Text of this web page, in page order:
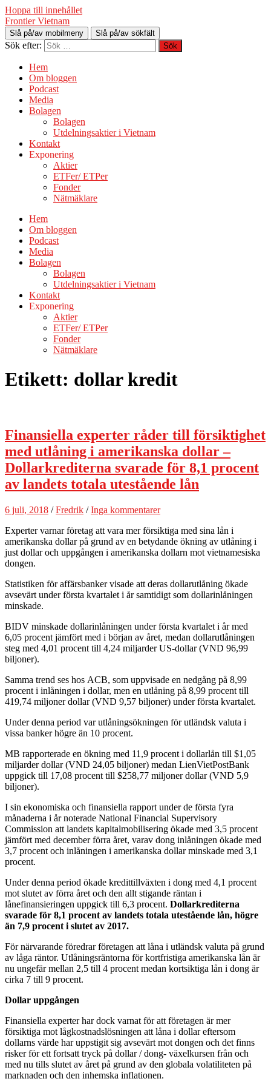
Hoppa till innehållet
Frontier Vietnam
Slå på/av mobilmeny Slå på/av sökfält
Sök efter:
Hem
Om bloggen
Podcast
Media
Bolagen
Bolagen
Utdelningsaktier i Vietnam
Kontakt
Exponering
Aktier
ETFer/ ETPer
Fonder
Nätmäklare
Hem
Om bloggen
Podcast
Media
Bolagen
Bolagen
Utdelningsaktier i Vietnam
Kontakt
Exponering
Aktier
ETFer/ ETPer
Fonder
Nätmäklare
Etikett: dollar kredit
Finansiella experter råder till försiktighet
med utlåning i amerikanska dollar –
Dollarkrediterna svarade för 8,1 procent
av landets totala utestående lån
6 juli, 2018 /Fredrik /Inga kommentarer
Experter varnar företag att vara mer försiktiga med sina lån i
amerikanska dollar på grund av en betydande ökning av utlåning i
just dollar och uppgången i amerikanska dollarn mot vietnamesiska
dongen.
Statistiken för affärsbanker visade att deras dollarutlåning ökade
avsevärt under första kvartalet i år samtidigt som dollarinlåningen
minskade.
BIDV minskade dollarinlåningen under första kvartalet i år med
6,05 procent jämfört med i början av året, medan dollarutlåningen
steg med 4,01 procent till 4,24 miljarder US-dollar (VND 96,99
biljoner).
Samma trend ses hos ACB, som uppvisade en nedgång på 8,99
procent i inlåningen i dollar, men en utlåning på 8,99 procent till
419,74 miljoner dollar (VND 9,57 biljoner) under första kvartalet.
Under denna period var utlåningsökningen för utländsk valuta i
vissa banker högre än 10 procent.
MB rapporterade en ökning med 11,9 procent i dollarlån till $1,05
miljarder dollar (VND 24,05 biljoner) medan LienVietPostBank
uppgick till 17,08 procent till $258,77 miljoner dollar (VND 5,9
biljoner).
I sin ekonomiska och finansiella rapport under de första fyra
månaderna i år noterade National Financial Supervisory
Commission att landets kapitalmobilisering ökade med 3,5 procent
jämfört med december förra året, varav dong inlåningen ökade med
3,7 procent och inlåningen i amerikanska dollar minskade med 3,1
procent.
Under denna period ökade kredittillväxten i dong med 4,1 procent
mot slutet av förra året och den allt stigande räntan i
lånefinansieringen uppgick till 6,3 procent. Dollarkrediterna
svarade för 8,1 procent av landets totala utestående lån, högre
än 7,9 procent i slutet av 2017.
För närvarande föredrar företagen att låna i utländsk valuta på grund
av låga räntor. Utlåningsräntorna för kortfristiga amerikanska lån är
nu ungefär mellan 2,5 till 4 procent medan kortsiktiga lån i dong är
cirka 7 till 9 procent.
Dollar uppgången
Finansiella experter har dock varnat för att företagen är mer
försiktiga mot lågkostnadslösningen att låna i dollar eftersom
dollarns värde har uppstigit sig avsevärt mot dongen och det finns
risker för ett fortsatt tryck på dollar / dong- växelkursen från och
med nu tills slutet av året på grund av den globala volatiliteten på
marknaden och den inhemska inflationen.